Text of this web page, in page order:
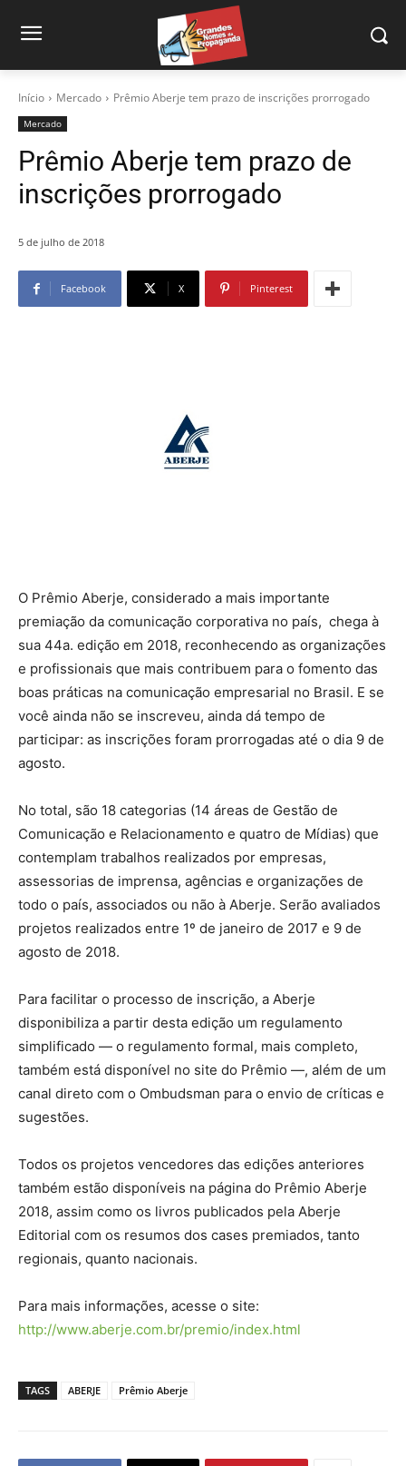
Início Mercado Prêmio Aberje tem prazo de inscrições prorrogado
Mercado
Prêmio Aberje tem prazo de
inscrições prorrogado
5 de julho de 2018
Facebook X Pinterest
O Prêmio Aberje, considerado a mais importante
premiação da comunicação corporativa no país, chega à
sua 44a. edição em 2018, reconhecendo as organizações
e profissionais que mais contribuem para o fomento das
boas práticas na comunicação empresarial no Brasil. E se
você ainda não se inscreveu, ainda dá tempo de
participar: as inscrições foram prorrogadas até o dia 9 de
agosto.
No total, são 18 categorias (14 áreas de Gestão de
Comunicação e Relacionamento e quatro de Mídias) que
contemplam trabalhos realizados por empresas,
assessorias de imprensa, agências e organizações de
todo o país, associados ou não à Aberje. Serão avaliados
projetos realizados entre 1º de janeiro de 2017 e 9 de
agosto de 2018.
Para facilitar o processo de inscrição, a Aberje
disponibiliza a partir desta edição um regulamento
simplificado — o regulamento formal, mais completo,
também está disponível no site do Prêmio —, além de um
canal direto com o Ombudsman para o envio de críticas e
sugestões.
Todos os projetos vencedores das edições anteriores
também estão disponíveis na página do Prêmio Aberje
2018, assim como os livros publicados pela Aberje
Editorial com os resumos dos cases premiados, tanto
regionais, quanto nacionais.
Para mais informações, acesse o site:
http://www.aberje.com.br/premio/index.html
TAGS ABERJE Prêmio Aberje